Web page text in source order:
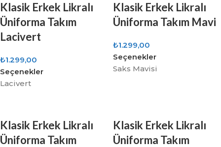
Klasik Erkek Likralı
Üniforma Takım
Lacivert
₺1.299,00
Seçenekler
Lacivert
Klasik Erkek Likralı
Üniforma Takım Mavi
₺1.299,00
Seçenekler
Saks Mavisi
Klasik Erkek Likralı
Üniforma Takım
Klasik Erkek Likralı
Üniforma Takım